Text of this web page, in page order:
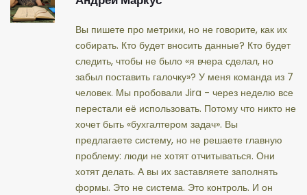
Вы пишете про метрики, но не говорите, как их
собирать. Кто будет вносить данные? Кто будет
следить, чтобы не было «я вчера сделал, но
забыл поставить галочку»? У меня команда из 7
человек. Мы пробовали Jira - через неделю все
перестали её использовать. Потому что никто не
хочет быть «бухгалтером задач». Вы
предлагаете систему, но не решаете главную
проблему: люди не хотят отчитываться. Они
хотят делать. А вы их заставляете заполнять
формы. Это не система. Это контроль. И он